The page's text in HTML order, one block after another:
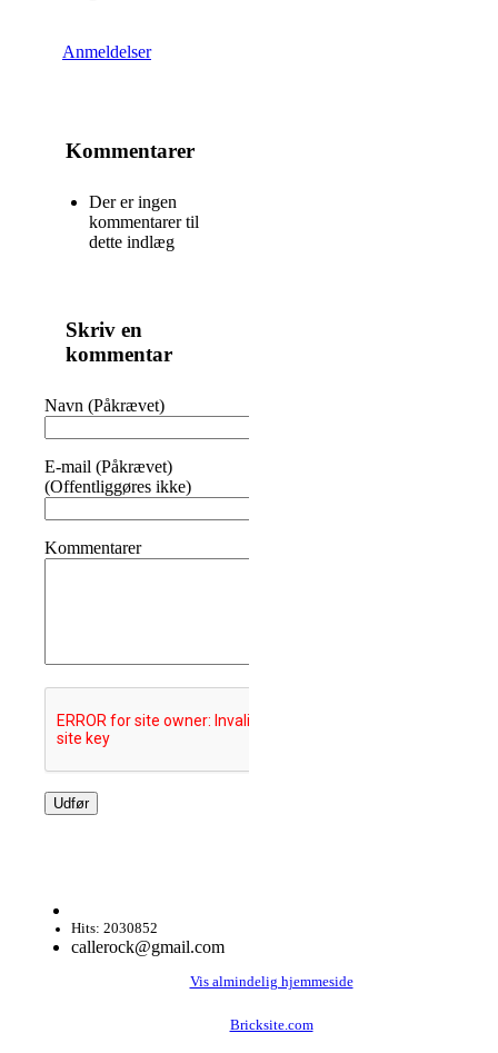
Anmeldelser
Kommentarer
Der er ingen
kommentarer til
dette indlæg
Skriv en
kommentar
Navn (Påkrævet)
E-mail (Påkrævet)
(Offentliggøres ikke)
Kommentarer
Hits: 2030852
callerock@gmail.com
Vis almindelig hjemmeside
Bricksite.com